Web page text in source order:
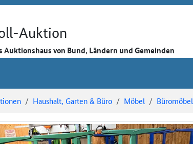
Auktion
Auktionshaus von Bund, Ländern und Gemeinden
Haushalt, Garten & Büro Möbel Büromöbel